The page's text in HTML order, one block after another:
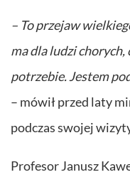
– To przejaw
ma dla ludzi chorych,
potrzebie. Jestem
– mówił przed laty
podczas swojej
Profesor Janusz